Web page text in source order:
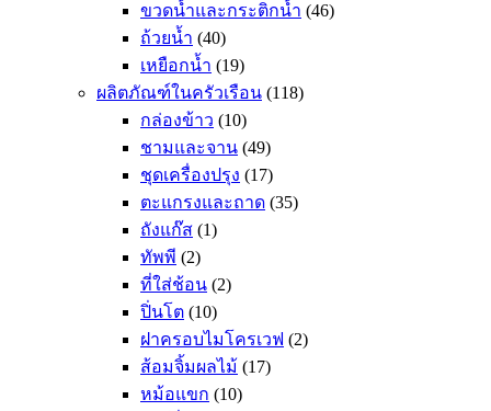
ขวดน้ำและกระติกน้ำ (46)
ถ้วยน้ำ (40)
เหยือกน้ำ (19)
ผลิตภัณฑ์ในครัวเรือน (118)
กล่องข้าว (10)
ชามและจาน (49)
ชุดเครื่องปรุง (17)
ตะแกรงและถาด (35)
ถังแก๊ส (1)
ทัพพี (2)
ที่ใส่ช้อน (2)
ปิ่นโต (10)
ฝาครอบไมโครเวฟ (2)
ส้อมจิ้มผลไม้ (17)
หม้อแขก (10)